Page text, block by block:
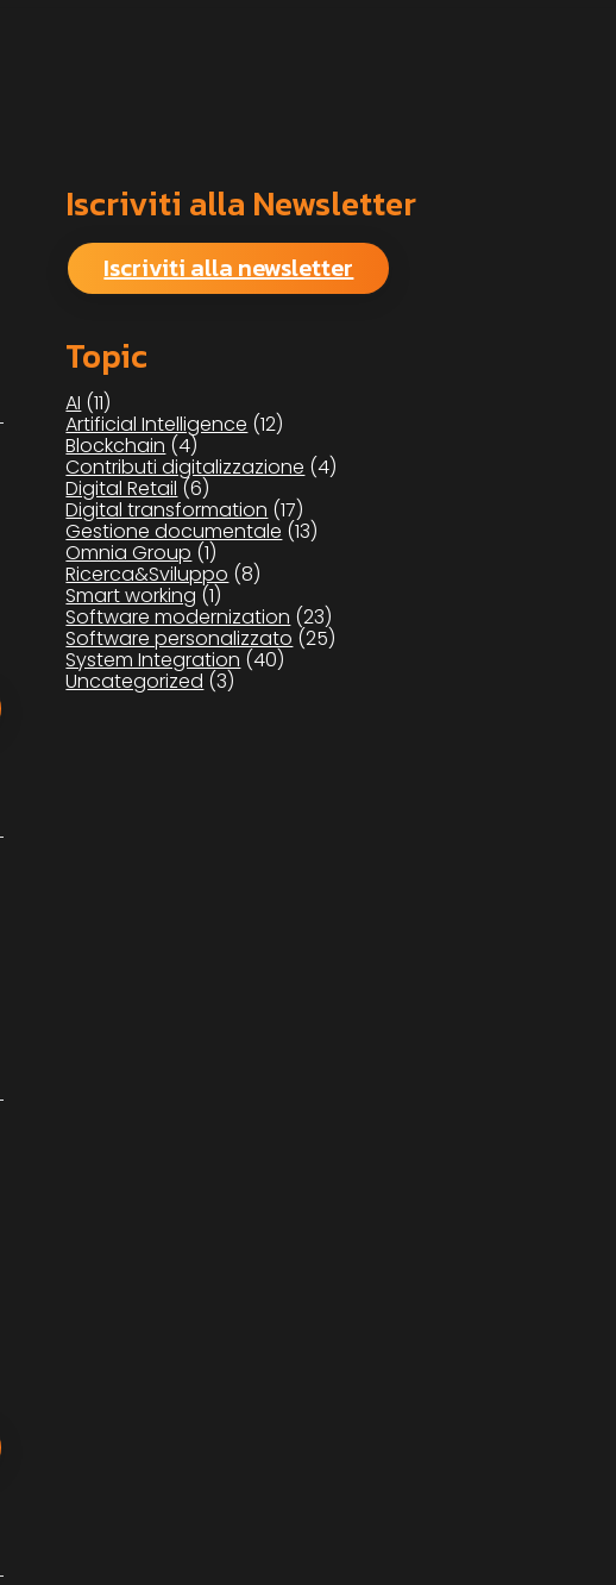
Iscriviti alla Newsletter
Iscriviti alla newsletter
Topic
AI (11)
Artificial Intelligence (12)
Blockchain (4)
Contributi digitalizzazione (4)
Digital Retail (6)
Digital transformation (17)
Gestione documentale (13)
Omnia Group (1)
Ricerca&Sviluppo (8)
Smart working (1)
Software modernization (23)
Software personalizzato (25)
System Integration (40)
Uncategorized (3)